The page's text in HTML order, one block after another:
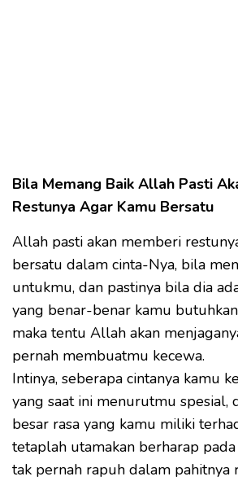
Bila Memang Baik Allah Pasti
Restunya Agar Kamu Bersatu
Allah pasti akan memberi
bersatu dalam cinta-Nya, bila
untukmu, dan pastinya bila dia
yang benar-benar kamu
maka tentu Allah akan
pernah membuatmu kecewa.
Intinya, seberapa cintanya kamu
yang saat ini menurutmu spesial,
besar rasa yang kamu miliki
tetaplah utamakan berharap
tak pernah rapuh dalam pahitnya